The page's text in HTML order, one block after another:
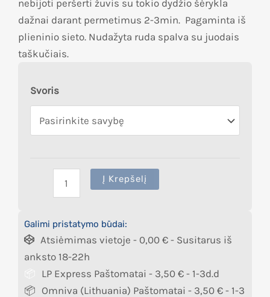
nebijoti peršerti žuvis su tokio dydžio šėrykla
dažnai darant permetimus 2-3min. Pagaminta iš
plieninio sieto. Nudažyta ruda spalva su juodais
taškučiais.
Svoris
Į Krepšelį
Galimi pristatymo būdai:
Atsiėmimas vietoje - 0,00 € - Susitarus iš
anksto 18-22h
LP Express Paštomatai - 3,50 € - 1-3d.d
Omniva (Lithuania) Paštomatai - 3,50 € - 1-3